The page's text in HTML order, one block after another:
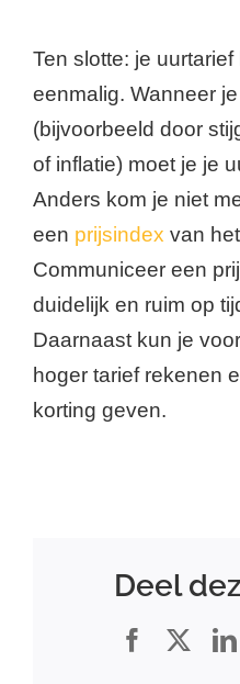
Ten slotte: je
eenmalig. Wanneer
(bijvoorbeeld door
of inflatie) moet je je
Anders kom je niet
een prijsindex van
Communiceer een
duidelijk en ruim op
Daarnaast kun je
hoger tarief rekenen
korting geven.
Deel
Facebook